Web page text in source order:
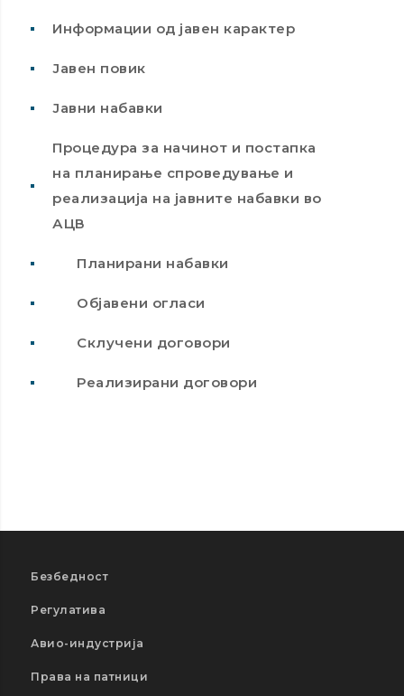
Информации од јавен карактер
Јавен повик
Јавни набавки
Процедура за начинот и постапка
на планирање спроведување и
реализација на јавните набавки во
АЦВ
Планирани набавки
Објавени огласи
Склучени договори
Реализирани договори
Безбедност
Регулатива
Авио-индустрија
Права на патници